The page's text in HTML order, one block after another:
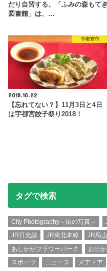
だり自習する。「ふみの森もて
図書館」は、…
宇都宮市
2018.10.22
【忘れてない？】11月3日と4日
は宇都宮餃子祭り2018！
タグで検索
City Photography～街の写真～
JR日光線
JR東北本線 JR烏
あしかがフラワーパーク
お出
スポーツ
ニュース メディア